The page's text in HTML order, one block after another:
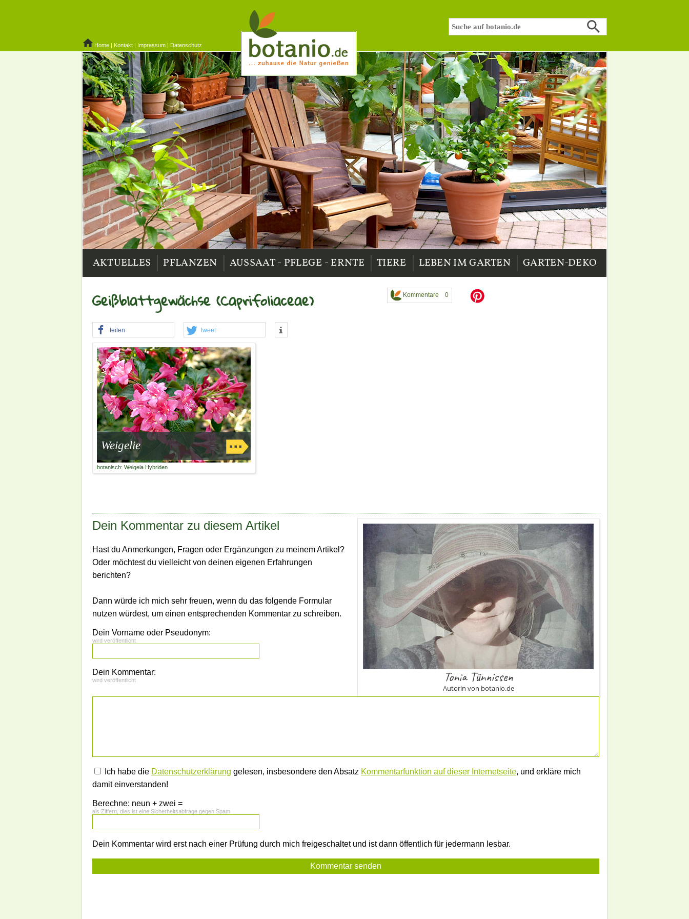
Home | Kontakt | Impressum | Datenschutz
AKTUELLES | PFLANZEN | AUSSAAT - PFLEGE - ERNTE | TIERE | LEBEN IM GARTEN | GARTEN-DEKO
Kommentare 0
Geißblattgewächse (Caprifoliaceae)
teilen tweet
botanisch: Weigela Hybriden
Weigelie
Tonia Tünnissen
Autorin von botanio.de
Dein Kommentar zu diesem Artikel
Hast du Anmerkungen, Fragen oder Ergänzungen zu meinem Artikel?
Oder möchtest du vielleicht von deinen eigenen Erfahrungen
berichten?
Dann würde ich mich sehr freuen, wenn du das folgende Formular
nutzen würdest, um einen entsprechenden Kommentar zu schreiben.
Dein Vorname oder Pseudonym:
wird veröffentlicht
Dein Kommentar:
wird veröffentlicht
Ich habe die Datenschutzerklärung gelesen, insbesondere den Absatz Kommentarfunktion auf dieser Internetseite, und erkläre mich
damit einverstanden!
Berechne: neun + zwei =
als Ziffern, dies ist eine Sicherheitsabfrage gegen Spam
Dein Kommentar wird erst nach einer Prüfung durch mich freigeschaltet und ist dann öffentlich für jedermann lesbar.